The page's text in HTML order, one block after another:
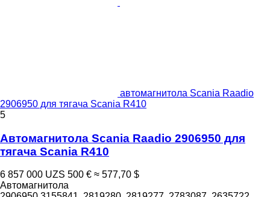
автомагнитола Scania Raadio
2906950 для тягача Scania R410
5
Автомагнитола Scania Raadio 2906950 для
тягача Scania R410
6 857 000 UZS 500 € ≈ 577,70 $
Автомагнитола